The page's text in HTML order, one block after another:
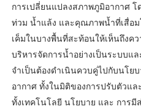
การเปลี่ยนแปลงสภาพภูมิอากาศ
ท่วม น้ำแล้ง และคุณภาพน้ำที่เสื่อ
เค็มในบางพื้นที่สะท้อนให้เห็นถึงค
บริหารจัดการน้ำอย่างเป็นระบบแ
จำเป็นต้องดำเนินควบคู่ไปกับนโย
อากาศ ทั้งในมิติของการปรับตัวแ
ทั้งเทคโนโลยี นโยบาย และ การ